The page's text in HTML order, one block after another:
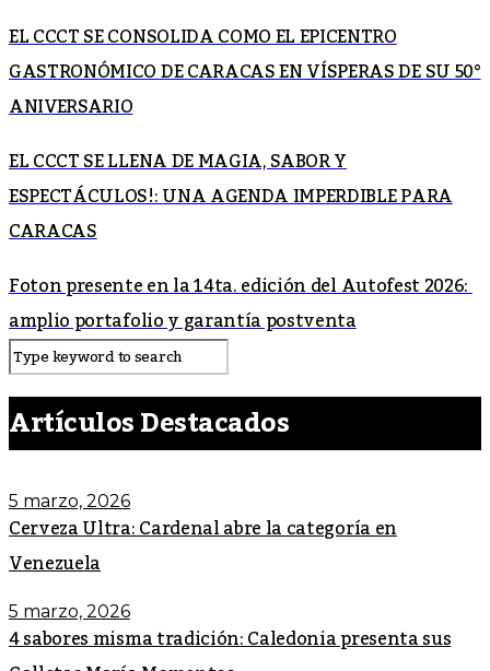
EL CCCT SE CONSOLIDA COMO EL EPICENTRO
GASTRONÓMICO DE CARACAS EN VÍSPERAS DE SU 50°
ANIVERSARIO
EL CCCT SE LLENA DE MAGIA, SABOR Y
ESPECTÁCULOS!: UNA AGENDA IMPERDIBLE PARA
CARACAS
Foton presente en la 14ta. edición del Autofest 2026:
amplio portafolio y garantía postventa
Artículos Destacados
5 marzo, 2026
Cerveza Ultra: Cardenal abre la categoría en
Venezuela
5 marzo, 2026
4 sabores misma tradición: Caledonia presenta sus